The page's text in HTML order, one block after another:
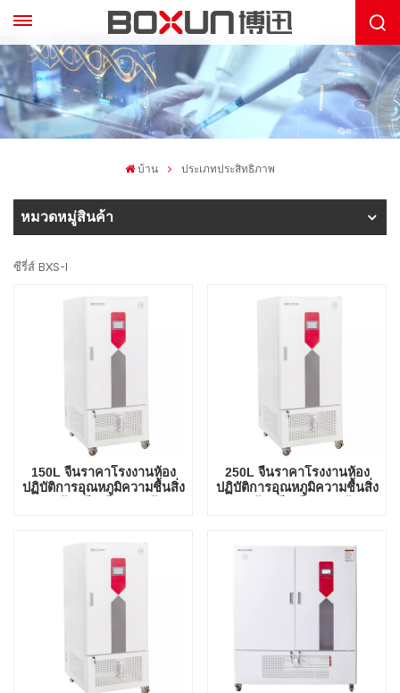
บ้าน ประเภทประสิทธิภาพ
หมวดหมู่สินค้า
ซีรี่ส์ BXS-I
150L จีนราคาโรงงานห้อง
ปฏิบัติการอุณหภูมิความชื้นสิ่ง
250L จีนราคาโรงงานห้อง
ปฏิบัติการอุณหภูมิความชื้นสิ่ง